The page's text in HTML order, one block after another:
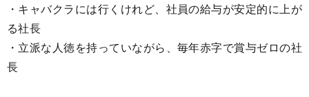
・キャバクラには行くけれど、社員の給与が安定的に上が
る社長
・立派な人徳を持っていながら、毎年赤字で賞与ゼロの社
長